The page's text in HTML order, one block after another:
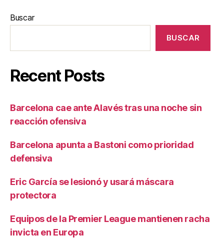
Buscar
BUSCAR
Recent Posts
Barcelona cae ante Alavés tras una noche sin
reacción ofensiva
Barcelona apunta a Bastoni como prioridad
defensiva
Eric García se lesionó y usará máscara
protectora
Equipos de la Premier League mantienen racha
invicta en Europa